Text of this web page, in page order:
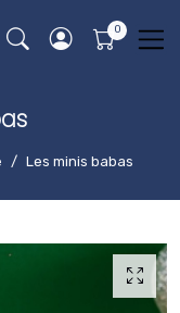
Les minis babas